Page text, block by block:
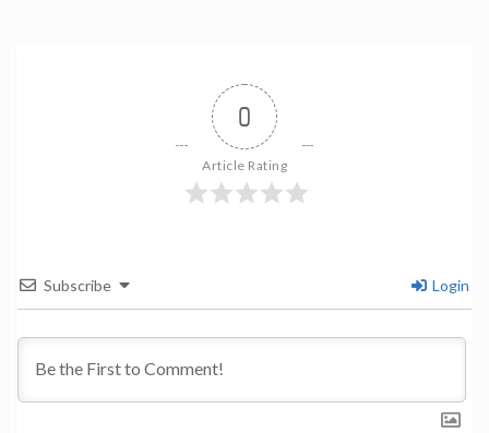
0
Article Rating
Subscribe Login